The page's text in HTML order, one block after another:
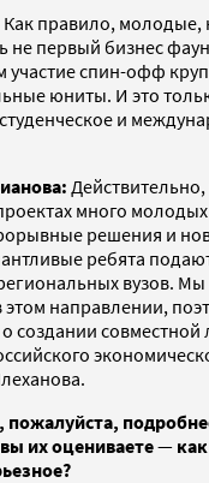
Как правило, молодые,
не первый бизнес
участие спин-офф
юниты. И это
и
Действительно,
много
решения и
ребята
вузов.
этом направлении,
создании совместной
пожалуйста,
их оцениваете—